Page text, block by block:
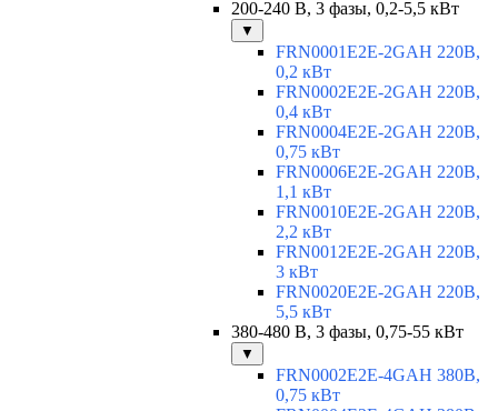
200-240 В, 3 фазы, 0,2-5,5 кВт
▼
FRN0001E2E-2GAH 220В,
0,2 кВт
FRN0002E2E-2GAH 220В,
0,4 кВт
FRN0004E2E-2GAH 220В,
0,75 кВт
FRN0006E2E-2GAH 220В,
1,1 кВт
FRN0010E2E-2GAH 220В,
2,2 кВт
FRN0012E2E-2GAH 220В,
3 кВт
FRN0020E2E-2GAH 220В,
5,5 кВт
380-480 В, 3 фазы, 0,75-55 кВт
▼
FRN0002E2E-4GAH 380В,
0,75 кВт